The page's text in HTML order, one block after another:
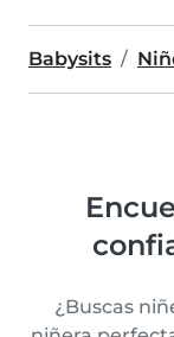
Babysits
¿Buscas